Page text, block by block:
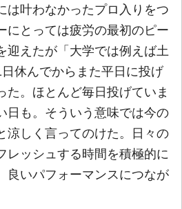
は叶わなかったプロ入りをつ
にとっては疲労の最初のピー
迎えたが「大学では例えば土
休んでからまた平日に投げ
た。ほとんど毎日投げていま
日も。そういう意味では今の
涼しく言ってのけた。日々の
レッシュする時間を積極的に
良いパフォーマンスにつなが